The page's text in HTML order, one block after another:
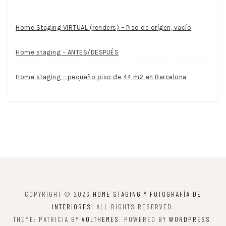
Home Staging VIRTUAL (renders) – Piso de orígen, vacío
Home staging – ANTES/DESPUÉS
Home staging – pequeño piso de 44 m2 en Barcelona
COPYRIGHT © 2026 HOME STAGING Y FOTOGRAFÍA DE
INTERIORES . ALL RIGHTS RESERVED.
THEME: PATRICIA BY VOLTHEMES . POWERED BY WORDPRESS .